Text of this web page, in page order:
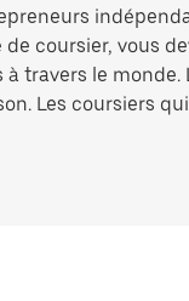
coursier, vous
travers le
Les coursiers